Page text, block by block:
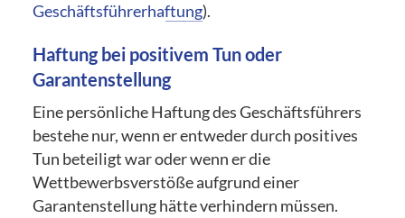
Geschäftsführerhaftung).
Haftung bei positivem Tun oder
Garantenstellung
Eine persönliche Haftung des Geschäftsführers
bestehe nur, wenn er entweder durch positives
Tun beteiligt war oder wenn er die
Wettbewerbsverstöße aufgrund einer
Garantenstellung hätte verhindern müssen.